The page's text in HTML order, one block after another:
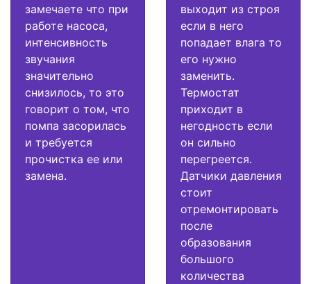
замечаете что при
работе насоса,
интенсивность
звучания
значительно
снизилось, то это
говорит о том, что
помпа засорилась
и требуется
прочистка ее или
замена.
выходит из строя
если в него
попадает влага то
его нужно
заменить.
Термостат
приходит в
негодность если
он сильно
перегреется.
Датчики давления
стоит
отремонтировать
после
образования
большого
количества